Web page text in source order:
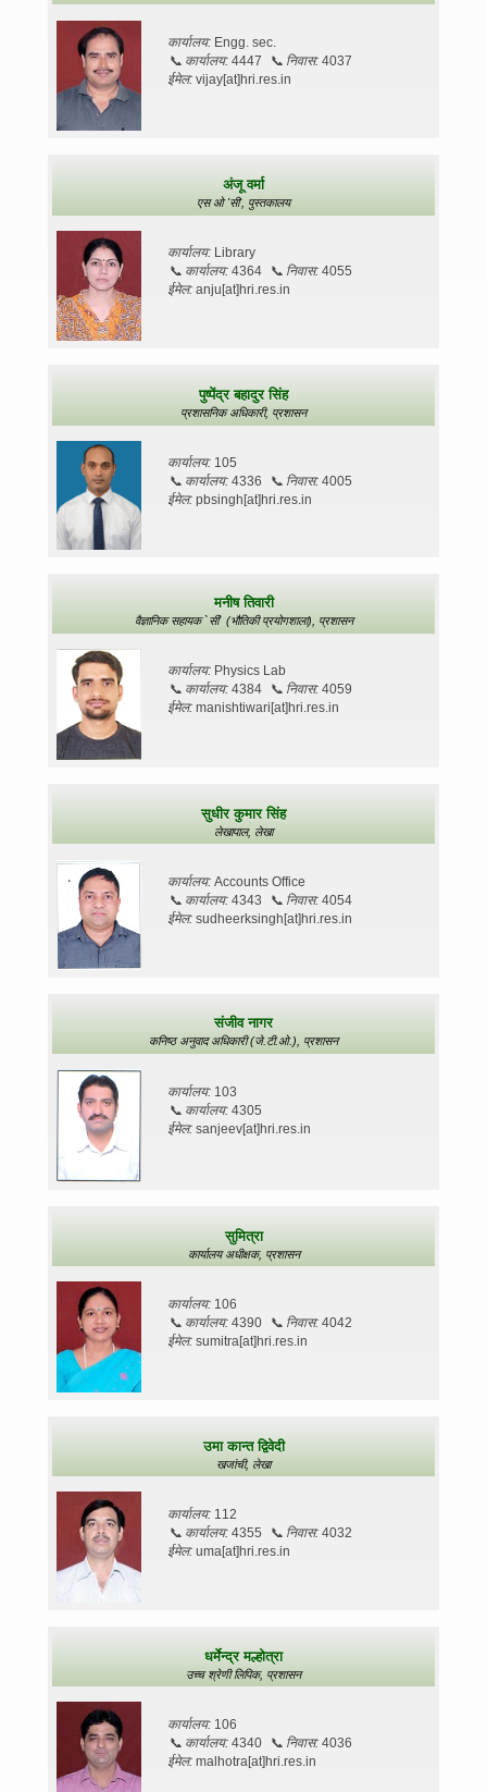
कार्यालय: Engg. sec.
📞 कार्यालय:4447 📞 निवास: 4037
ईमेल:vijay[at]hri.res.in
अंजू वर्मा
एस ओ 'सी', पुस्तकालय
कार्यालय: Library
📞 कार्यालय:4364 📞 निवास: 4055
ईमेल:anju[at]hri.res.in
पुष्पेंद्र बहादुर सिंह
प्रशासनिक अधिकारी, प्रशासन
कार्यालय: 105
📞 कार्यालय:4336 📞 निवास: 4005
ईमेल:pbsingh[at]hri.res.in
मनीष तिवारी
वैज्ञानिक सहायक `सी` (भौतिकी प्रयोगशाला), प्रशासन
कार्यालय: Physics Lab
📞 कार्यालय:4384 📞 निवास: 4059
ईमेल:manishtiwari[at]hri.res.in
सुधीर कुमार सिंह
लेखापाल, लेखा
कार्यालय:Accounts Office
📞 कार्यालय:4343 📞 निवास: 4054
ईमेल:sudheerksingh[at]hri.res.in
संजीव नागर
कनिष्ठ अनुवाद अधिकारी (जे.टी.ओ.), प्रशासन
कार्यालय: 103
📞 कार्यालय:4305
ईमेल:sanjeev[at]hri.res.in
सुमित्रा
कार्यालय अधीक्षक, प्रशासन
कार्यालय: 106
📞 कार्यालय:4390 📞 निवास: 4042
ईमेल:sumitra[at]hri.res.in
उमा कान्त द्विवेदी
खजांची, लेखा
कार्यालय: 112
📞 कार्यालय:4355 📞 निवास: 4032
ईमेल:uma[at]hri.res.in
धर्मेन्द्र मल्होत्रा
उच्च श्रेणी लिपिक, प्रशासन
कार्यालय: 106
📞 कार्यालय:4340 📞 निवास: 4036
ईमेल:malhotra[at]hri.res.in